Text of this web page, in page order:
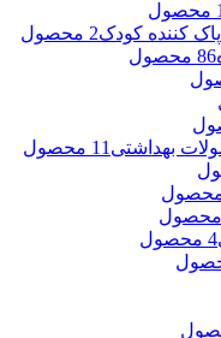
1 محصول
کننده کودک2 محصول
86 محصول
بهداشتی 11 محصول
4 محصول